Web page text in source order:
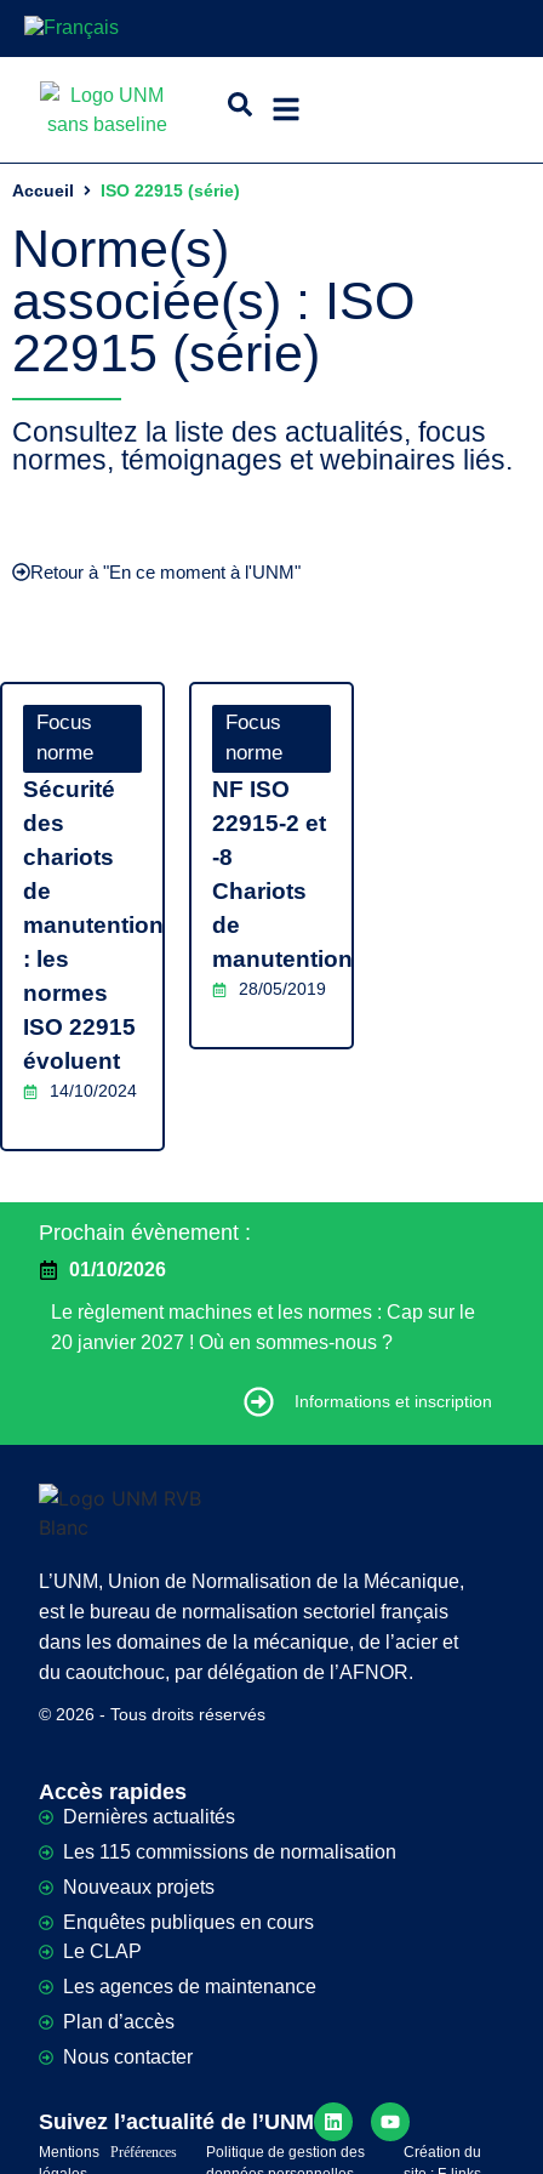
Accueil ISO 22915 (série)
Norme(s)
associée(s) : ISO
22915 (série)
Consultez la liste des actualités, focus
normes, témoignages et webinaires liés.
Retour à "En ce moment à l'UNM"
Focus
norme
Sécurité
des
chariots
de
manutention
: les
normes
ISO 22915
évoluent
14/10/2024
Focus
norme
NF ISO
22915-2 et
-8
Chariots
de
manutention
28/05/2019
Prochain évènement :
01/10/2026
Le règlement machines et les normes : Cap sur le
20 janvier 2027 ! Où en sommes-nous ?
Informations et inscription
L’UNM, Union de Normalisation de la Mécanique,
est le bureau de normalisation sectoriel français
dans les domaines de la mécanique, de l’acier et
du caoutchouc, par délégation de l’AFNOR.
© 2026 - Tous droits réservés
Accès rapides
Dernières actualités
Les 115 commissions de normalisation
Nouveaux projets
Enquêtes publiques en cours
Le CLAP
Les agences de maintenance
Plan d’accès
Nous contacter
Suivez l’actualité de l’UNM
Mentions
Préférences
Politique de gestion des
Création du